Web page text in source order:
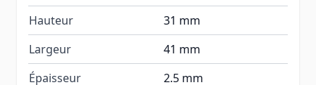
Hauteur
31 mm
Largeur
41 mm
Épaisseur
2.5 mm